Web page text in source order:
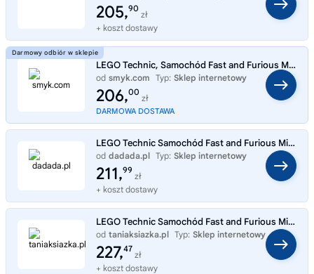
205,90
zł
+ koszt dostawy
LEGO Technic, Samochód Fast and Furious Mitsubishi Eclipse, 42229
od smyk.com Typ: Sklep internetowy
206,00
zł
DARMOWA DOSTAWA
LEGO Technic Samochód Fast and Furious Mitsubishi Eclipse 42229
od dadada.pl Typ: Sklep internetowy
211,99
zł
+ koszt dostawy
LEGO Technic Samochód Fast and Furious Mitsubishi Eclipse 42229
od taniaksiazka.pl Typ: Sklep internetowy
227,47
zł
+ koszt dostawy